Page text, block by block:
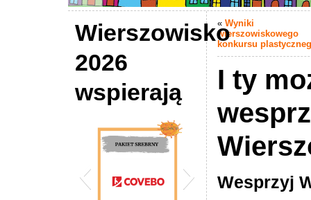
Wierszowisko
2026
wspierają
« Wyniki
wierszowiskowego
konkursu
I ty
Wesprzyj